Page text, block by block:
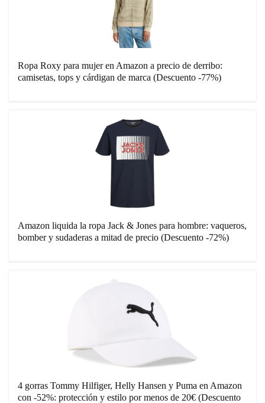
Ropa Roxy para mujer en Amazon a precio de derribo:
camisetas, tops y cárdigan de marca (Descuento -77%)
Amazon liquida la ropa Jack & Jones para hombre: vaqueros,
bomber y sudaderas a mitad de precio (Descuento -72%)
4 gorras Tommy Hilfiger, Helly Hansen y Puma en Amazon
con -52%: protección y estilo por menos de 20€ (Descuento